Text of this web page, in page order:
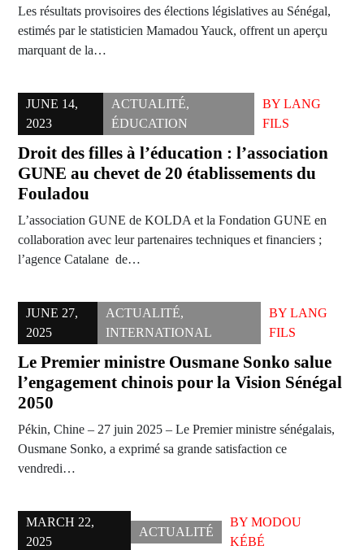
Les résultats provisoires des élections législatives au Sénégal,
estimés par le statisticien Mamadou Yauck, offrent un aperçu
marquant de la…
JUNE 14,
2023
ACTUALITÉ,
ÉDUCATION
BY LANG
FILS
Droit des filles à l’éducation : l’association
GUNE au chevet de 20 établissements du
Fouladou
L’association GUNE de KOLDA et la Fondation GUNE en
collaboration avec leur partenaires techniques et financiers ;
l’agence Catalane de…
JUNE 27,
2025
ACTUALITÉ,
INTERNATIONAL
BY LANG
FILS
Le Premier ministre Ousmane Sonko salue
l’engagement chinois pour la Vision Sénégal
2050
Pékin, Chine – 27 juin 2025 – Le Premier ministre sénégalais,
Ousmane Sonko, a exprimé sa grande satisfaction ce
vendredi…
MARCH 22,
2025
ACTUALITÉ
BY MODOU
KÉBÉ